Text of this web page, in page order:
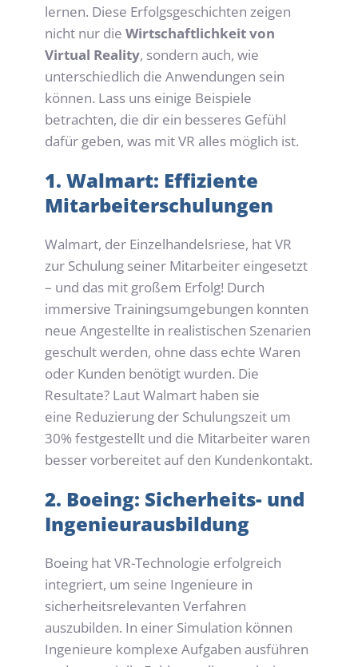
lernen. Diese Erfolgsgeschichten zeigen
nicht nur die Wirtschaftlichkeit von
Virtual Reality, sondern auch, wie
unterschiedlich die Anwendungen sein
können. Lass uns einige Beispiele
betrachten, die dir ein besseres Gefühl
dafür geben, was mit VR alles möglich ist.
1. Walmart: Effiziente
Mitarbeiterschulungen
Walmart, der Einzelhandelsriese, hat VR
zur Schulung seiner Mitarbeiter eingesetzt
– und das mit großem Erfolg! Durch
immersive Trainingsumgebungen konnten
neue Angestellte in realistischen Szenarien
geschult werden, ohne dass echte Waren
oder Kunden benötigt wurden. Die
Resultate? Laut Walmart haben sie
eine Reduzierung der Schulungszeit um
30% festgestellt und die Mitarbeiter waren
besser vorbereitet auf den Kundenkontakt.
2. Boeing: Sicherheits- und
Ingenieurausbildung
Boeing hat VR-Technologie erfolgreich
integriert, um seine Ingenieure in
sicherheitsrelevanten Verfahren
auszubilden. In einer Simulation können
Ingenieure komplexe Aufgaben ausführen